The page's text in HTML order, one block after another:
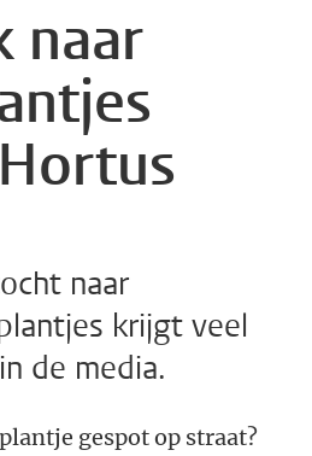
naar
naar
krijgt veel
de media.
gespot op straat?